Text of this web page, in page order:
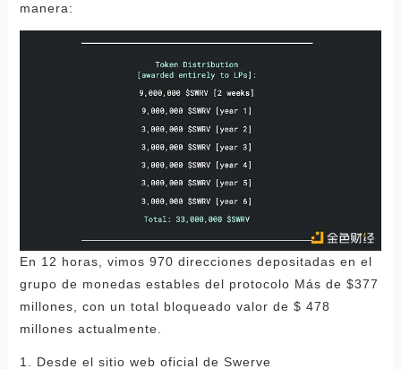
manera:
En 12 horas, vimos 970 direcciones depositadas en el
grupo de monedas estables del protocolo Más de $377
millones, con un total bloqueado valor de $ 478
millones actualmente.
1. Desde el sitio web oficial de Swerve